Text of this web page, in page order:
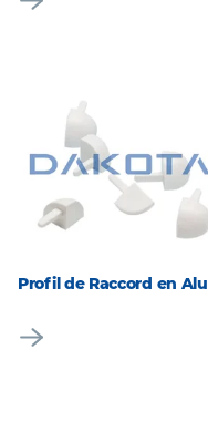
Profil de Raccord en Alu